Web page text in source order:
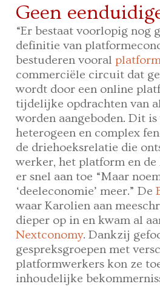
Geen
“Er bestaat voorlopig nog
definitie van
bestuderen vooral
commerciële circuit dat
wordt door een online
tijdelijke opdrachten van
worden aangeboden. Dit
heterogeen en complex
de driehoeksrelatie die
werker, het platform en de
er snel aan toe “Maar
‘deeleconomie’ meer.” De
waar Karolien aan
dieper op in en kwam al
Nextconomy. Dankzij
gespreksgroepen met
platformwerkers kon ze
inhoudelijke